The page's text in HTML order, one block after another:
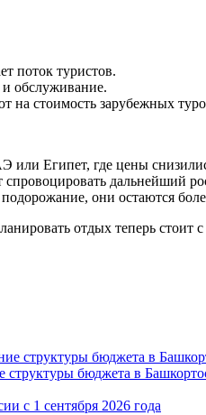
поток туристов.
и обслуживание.
на стоимость зарубежных
или Египет, где цены
дальнейший
они остаются
отдых теперь
структуры бюджета в